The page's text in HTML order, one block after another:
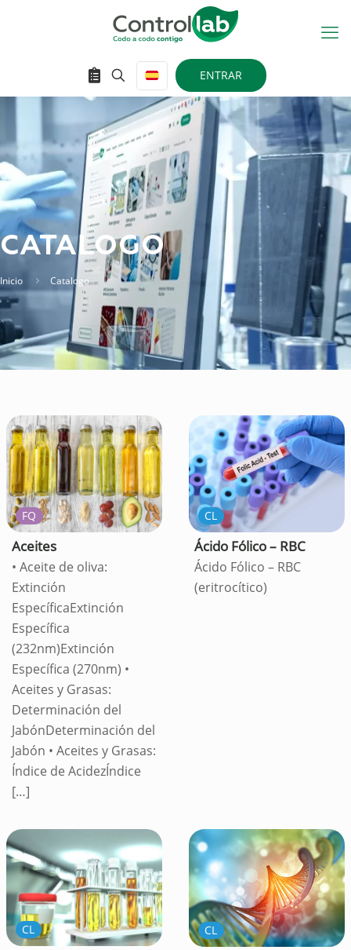
ENTRAR
CATALOGO
Inicio Catalogo
FQ
Aceites
• Aceite de oliva:
Extinción
EspecíficaExtinción
Específica
(232nm)Extinción
Específica (270nm) •
Aceites y Grasas:
Determinación del
JabónDeterminación del
Jabón • Aceites y Grasas:
Índice de AcidezÍndice
[…]
CL
Ácido Fólico – RBC
Ácido Fólico – RBC
(eritrocítico)
CL CL